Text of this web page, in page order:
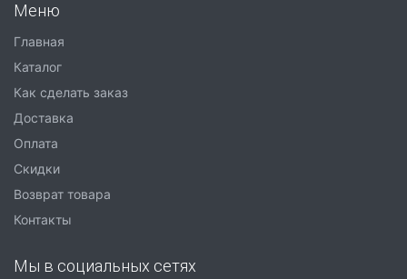
Меню
Главная
Каталог
Как сделать заказ
Доставка
Оплата
Скидки
Возврат товара
Контакты
Мы в социальных сетях